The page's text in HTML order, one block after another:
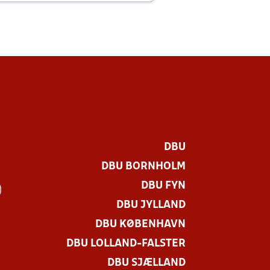
DBU
DBU BORNHOLM
DBU FYN
DBU JYLLAND
DBU KØBENHAVN
DBU LOLLAND-FALSTER
DBU SJÆLLAND